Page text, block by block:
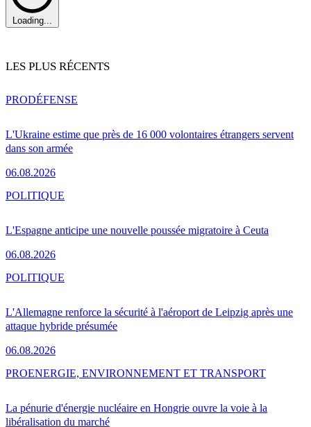
Loading...
LES PLUS RÉCENTS
L'Ukraine estime que près de 16 000 volontaires étrangers servent
dans son armée
06.08.2026
PRODÉFENSE
L'Espagne anticipe une nouvelle poussée migratoire à Ceuta
06.08.2026
POLITIQUE
L'Allemagne renforce la sécurité à l'aéroport de Leipzig après une
attaque hybride présumée
06.08.2026
POLITIQUE
La pénurie d'énergie nucléaire en Hongrie ouvre la voie à la
libéralisation du marché
PROENERGIE, ENVIRONNEMENT ET TRANSPORT